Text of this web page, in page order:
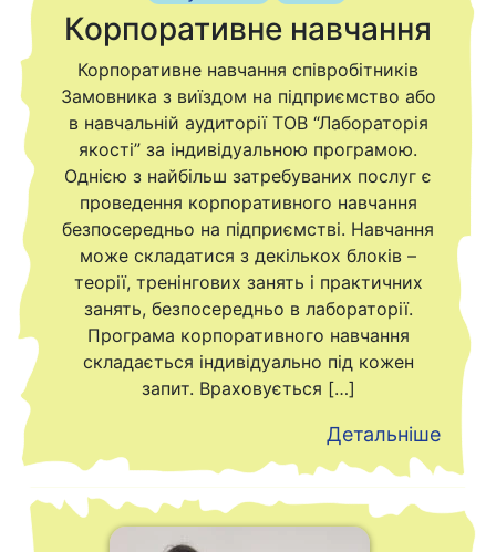
Корпоративне навчання
Корпоративне навчання співробітників
Замовника з виїздом на підприємство або
в навчальній аудиторії ТОВ “Лабораторія
якості” за індивідуальною програмою.
Однією з найбільш затребуваних послуг є
проведення корпоративного навчання
безпосередньо на підприємстві. Навчання
може складатися з декількох блоків –
теорії, тренінгових занять і практичних
занять, безпосередньо в лабораторії.
Програма корпоративного навчання
складається індивідуально під кожен
запит. Враховується […]
Детальніше